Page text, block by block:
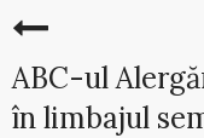
ABC-ul
în limbajul